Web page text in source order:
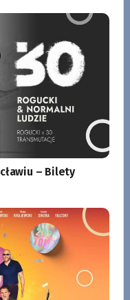
– Bilety